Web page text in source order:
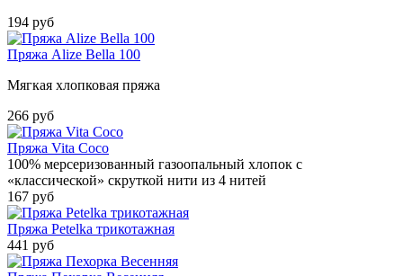
194 руб
Пряжа Alize Bella 100
Мягкая хлопковая пряжа
266 руб
Пряжа Vita Coco
100% мерсеризованный газоопальный хлопок с
«классической» скруткой нити из 4 нитей
167 руб
Пряжа Petelka трикотажная
441 руб